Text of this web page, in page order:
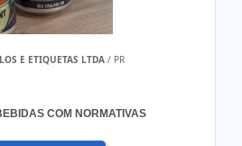
E ETIQUETAS LTDA / PR
COM NORMATIVAS